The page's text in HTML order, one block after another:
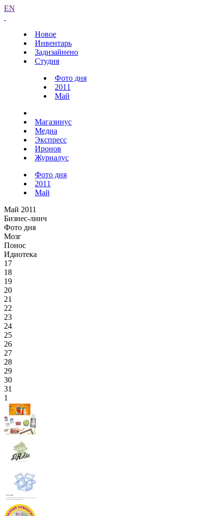
EN
Новое
Инвентарь
Задизайнено
Студия
Фото дня
2011
Май
Магазинус
Медиа
Экспресс
Иронов
Журналус
Фото дня
2011
Май
Май 2011
Бизнес-линч
Фото дня
Мозг
Понос
Идиотека
17
18
19
20
21
22
23
24
25
26
27
28
29
30
31
1